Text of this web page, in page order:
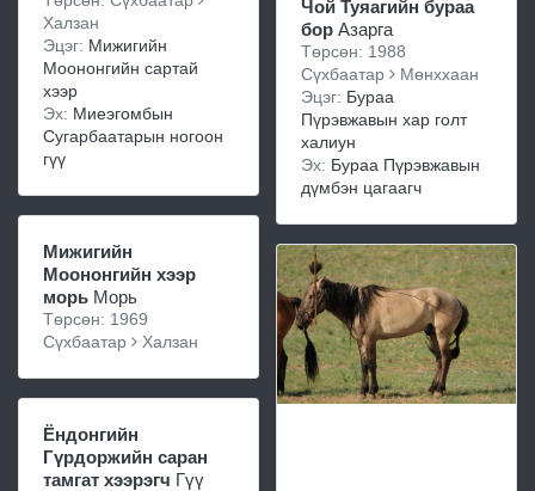
Халзан
Эцэг: Мижигийн
Моононгийн сартай
хээр
Эх: Миеэгомбын
Сугарбаатарын ногоон
гүү
Мижигийн
Моононгийн хээр
морь Морь
Төрсөн: 1969
Сүхбаатар
Халзан
Ёндонгийн
Гүрдоржийн саран
тамгат хээрэгч Гүү
Чой Туяагийн бураа
бор Азарга
Төрсөн: 1988
Сүхбаатар
Мөнххаан
Эцэг: Бураа
Пүрэвжавын хар голт
халиун
Эх: Бураа Пүрэвжавын
дүмбэн цагаагч